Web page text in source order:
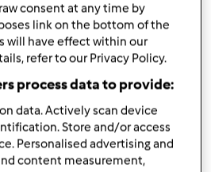
consent at any time by
link on the bottom of the
will have effect within our
refer to our Privacy Policy.
process data to provide:
data. Actively scan device
Store and/or access
Personalised advertising and
content measurement,